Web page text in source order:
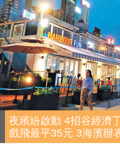
夜繽紛啟動 4招谷經濟
戲飛最平35元 3海濱辦